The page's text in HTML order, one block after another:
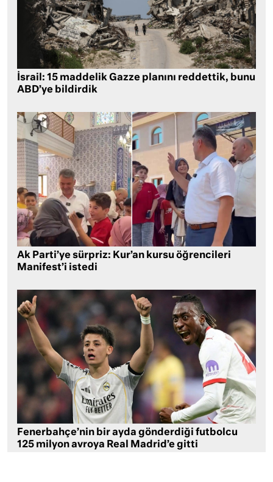
İsrail: 15 maddelik Gazze planını reddettik, bunu
ABD’ye bildirdik
Ak Parti’ye sürpriz: Kur’an kursu öğrencileri
Manifest’i istedi
Fenerbahçe’nin bir ayda gönderdiği futbolcu
125 milyon avroya Real Madrid’e gitti